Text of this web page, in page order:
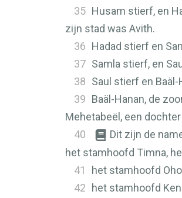
35 Husam stierf, en
zijn stad was Avith.
36 Hadad stierf en
37 Samla stierf, en
38 Saul stierf en
39 Baäl-Hanan, de
Mehetabeël, een
40
Dit zijn de
het stamhoofd Timna,
41
het stamhoofd
42
het stamhoofd